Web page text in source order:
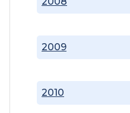
2009
2010